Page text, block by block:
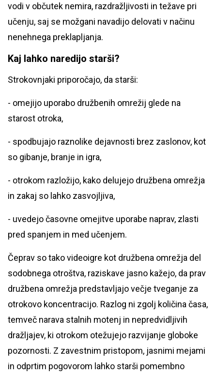
vodi v občutek nemira, razdražljivosti in težave pri
učenju, saj se možgani navadijo delovati v načinu
nenehnega preklapljanja.
Kaj lahko naredijo starši?
Strokovnjaki priporočajo, da starši:
- omejijo uporabo družbenih omrežij glede na
starost otroka,
- spodbujajo raznolike dejavnosti brez zaslonov, kot
so gibanje, branje in igra,
- otrokom razložijo, kako delujejo družbena omrežja
in zakaj so lahko zasvojljiva,
- uvedejo časovne omejitve uporabe naprav, zlasti
pred spanjem in med učenjem.
Čeprav so tako videoigre kot družbena omrežja del
sodobnega otroštva, raziskave jasno kažejo, da prav
družbena omrežja predstavljajo večje tveganje za
otrokovo koncentracijo. Razlog ni zgolj količina časa,
temveč narava stalnih motenj in nepredvidljivih
dražljajev, ki otrokom otežujejo razvijanje globoke
pozornosti. Z zavestnim pristopom, jasnimi mejami
in odprtim pogovorom lahko starši pomembno